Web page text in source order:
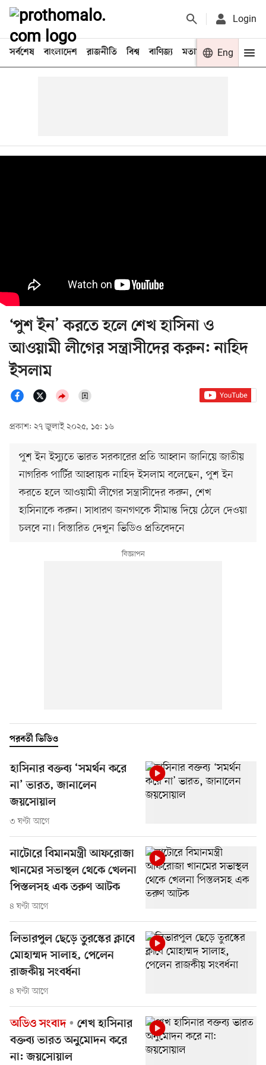
Login
সর্বশেষ বাংলাদেশ রাজনীতি বিশ্ব বাণিজ্য মতামত খেলা
Eng
‘পুশ ইন’ করতে হলে শেখ হাসিনা ও
আওয়ামী লীগের সন্ত্রাসীদের করুন: নাহিদ
ইসলাম
প্রকাশ: ২৭ জুলাই ২০২৫, ১৫: ১৬
পুশ ইন ইস্যুতে ভারত সরকারের প্রতি আহ্বান জানিয়ে জাতীয়
নাগরিক পার্টির আহ্বায়ক নাহিদ ইসলাম বলেছেন, পুশ ইন
করতে হলে আওয়ামী লীগের সন্ত্রাসীদের করুন, শেখ
হাসিনাকে করুন। সাধারণ জনগণকে সীমান্ত দিয়ে ঠেলে দেওয়া
চলবে না। বিস্তারিত দেখুন ভিডিও প্রতিবেদনে
পরবর্তী ভিডিও
হাসিনার বক্তব্য ‘সমর্থন করে
না’ ভারত, জানালেন
জয়সোয়াল
৩ ঘণ্টা আগে
নাটোরে বিমানমন্ত্রী আফরোজা
খানমের সভাস্থল থেকে খেলনা
পিস্তলসহ এক তরুণ আটক
৪ ঘণ্টা আগে
লিভারপুল ছেড়ে তুরস্কের ক্লাবে
মোহাম্মদ সালাহ, পেলেন
রাজকীয় সংবর্ধনা
৪ ঘণ্টা আগে
অডিও সংবাদ
শেখ হাসিনার
বক্তব্য ভারত অনুমোদন করে
না: জয়সোয়াল